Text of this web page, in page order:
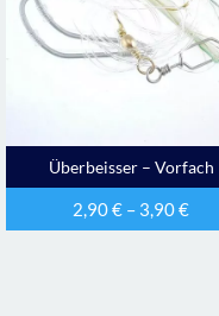
Überbeisser – Vorfach
2,90€ – 3,90€